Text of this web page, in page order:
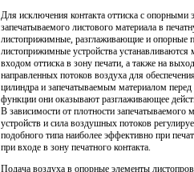
Для исключения контакта оттиска с опорными
запечатываемого листового материала в
листоприжимные, разглаживающие и опорные
листоприжимные устройства
входом оттиска в зону печати, а также на
направленных потоков воздуха для
цилиндра и запечатываемым материалом
функции они оказывают разглаживающее
В зависимости от плотности
устройств и сила воздушных потоков
подобного типа наиболее эффективно при
при входе в зону печатного контакта.
Подача воздуха в опорные элементы